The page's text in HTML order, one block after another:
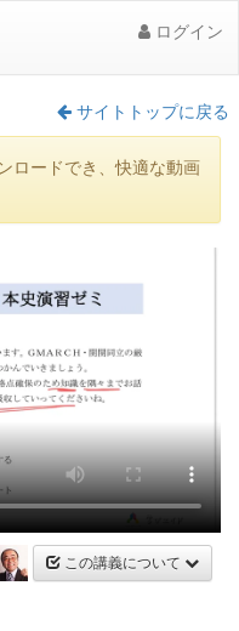
ログイン
サイトトップに戻る
ロードでき、快適な動画
この講義について